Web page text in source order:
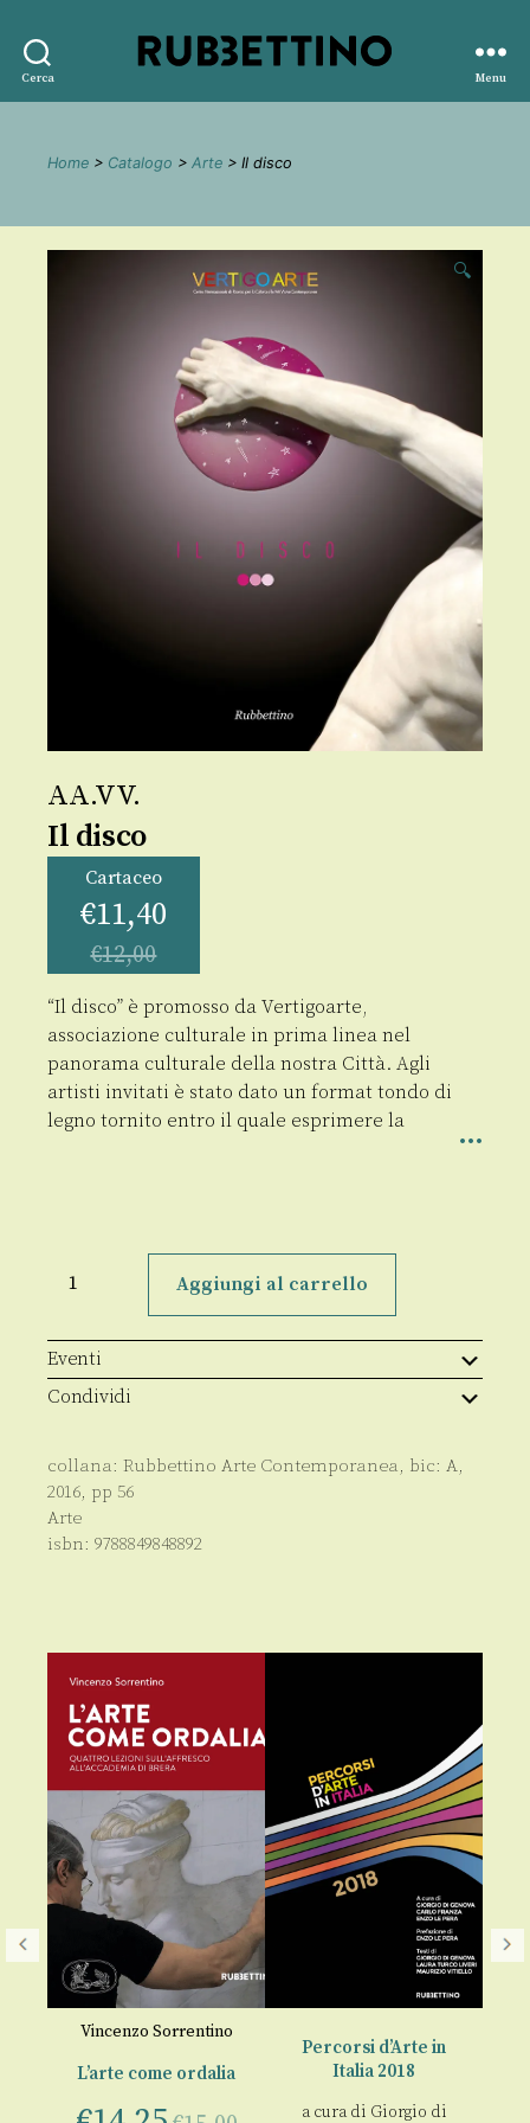
Cerca
editore
Menu
Home > Catalogo > Arte > Il disco
🔍
AA.VV.
Il disco
Cartaceo
€11,40
€12,00
“Il disco” è promosso da Vertigoarte,
associazione culturale in prima linea nel
panorama culturale della nostra Città. Agli
artisti invitati è stato dato un format tondo di
legno tornito entro il quale esprimere la
disco
Aggiungi al carrello
Eventi
Condividi
collana: Rubbettino Arte Contemporanea, bic: A,
2016, pp 56
Arte
isbn: 9788849848892
Vincenzo Sorrentino
L’arte come ordalia
Percorsi d’Arte in
Italia 2018
a cura di Giorgio di